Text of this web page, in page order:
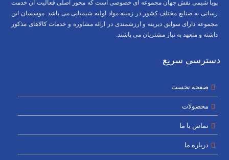
پویا شیمی نقش جهان مجموعه ای خصوصی است که محور اصلی فعالیت آن خدمت
رسانی به صنایع مختلف کشور در زمینه مواد اولیه شیمیایی می باشد. موسسان این
مجموعه دارای سوابق دیرینه و ارزشمندی در ارائه مشاوره و خدمات کالاهای مذکور
داشته و متعهد به نیاز مشتریان می باشند.
دسترسی سریع
صفحه نخست
محصولات
تماس با ما
درباره ما